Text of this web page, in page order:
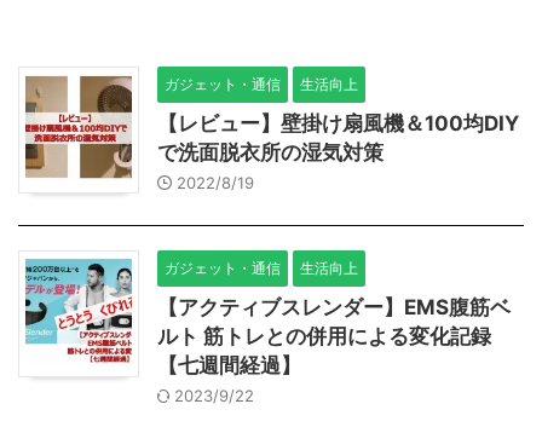
ガジェット・通信 生活向上
【レビュー】壁掛け扇風機＆100均DIY
で洗面脱衣所の湿気対策
2022/8/19
ガジェット・通信 生活向上
【アクティブスレンダー】EMS腹筋ベ
ルト 筋トレとの併用による変化記録
【七週間経過】
2023/9/22